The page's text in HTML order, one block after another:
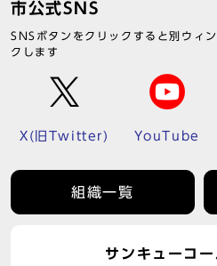
市公式SNS
SNSボタンをクリックすると別ウィ
クします
X(旧Twitter) YouTube
組織一覧
サンキューコ